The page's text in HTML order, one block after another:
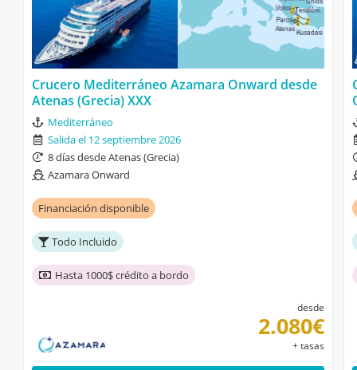
Crucero Mediterráneo Azamara Onward desde
Atenas (Grecia) XXX
Mediterráneo
Salida el 12 septiembre 2026
8 días desde Atenas (Grecia)
Azamara Onward
Financiación disponible
Todo Incluido
Hasta 1000$ crédito a bordo
desde
2.080€
+ tasas